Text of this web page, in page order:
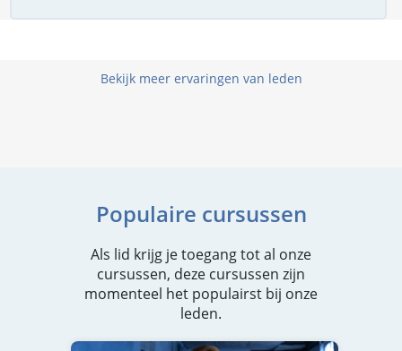
Bekijk meer ervaringen van leden
Populaire cursussen
Als lid krijg je toegang tot al onze
cursussen, deze cursussen zijn
momenteel het populairst bij onze
leden.